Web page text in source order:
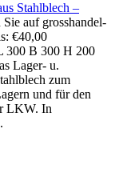
Stahlblech –
auf grosshandel-
€40,00
300 B 300 H 200
Lager- u.
zum
und für den
LKW. In